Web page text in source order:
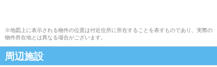
※地図上に表示される物件の位置は付近住所に所在することを表すものであり、実際の
物件所在地とは異なる場合がございます。
周辺施設